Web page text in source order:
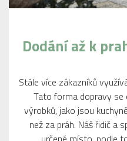
Dodání až k
Stále více zákazníků
Tato forma dopravy se
výrobků, jako jsou
než za práh. Náš řidič a